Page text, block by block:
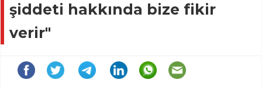
şiddeti hakkında bize fikir
verir"